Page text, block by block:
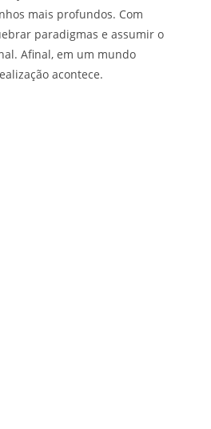
mais profundos. Com
paradigmas e assumir o
Afinal, em um mundo
acontece.